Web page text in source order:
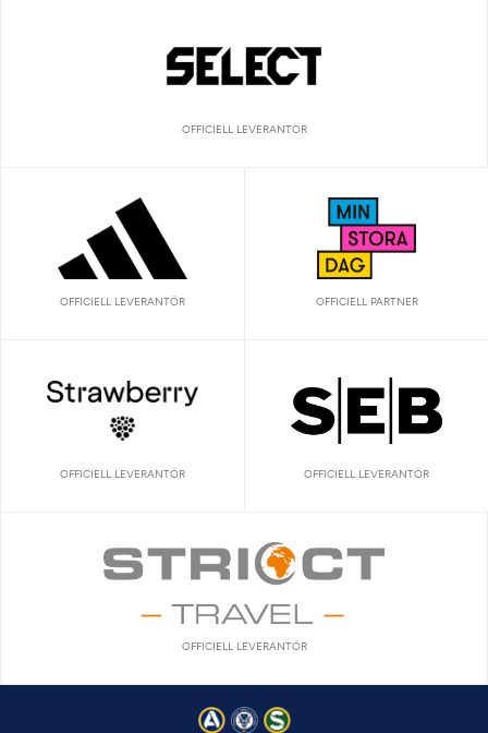
OFFICIELL LEVERANTÖR
OFFICIELL LEVERANTÖR OFFICIELL PARTNER
OFFICIELL LEVERANTÖR OFFICIELL LEVERANTÖR
OFFICIELL LEVERANTÖR